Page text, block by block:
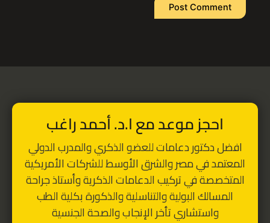
احجز موعد مع ا.د. أحمد راغب
افضل دكتور دعامات للعضو الذكريوالمدرب الدولي
المعتمد في مصر والشرق الأوسط للشركات الأمريكية
المتخصصة في تركيب الدعامات الذكريةوأستاذ جراحة
المسالك البولية والتناسلية والذكورة بكلية الطب
واستشاري تأخر الإنجاب والصحة الجنسية